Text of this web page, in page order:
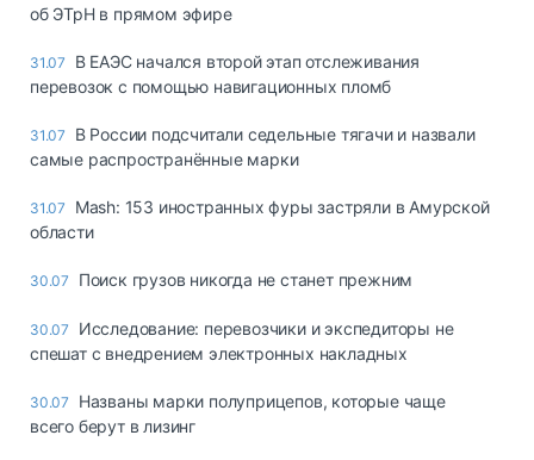
об ЭТрН в прямом эфире
31.07
В ЕАЭС начался второй этап отслеживания
перевозок с помощью навигационных пломб
31.07
В России подсчитали седельные тягачи и назвали
самые распространённые марки
31.07
Mash: 153 иностранных фуры застряли в Амурской
области
30.07 Поиск грузов никогда не станет прежним
30.07
Исследование: перевозчики и экспедиторы не
спешат с внедрением электронных накладных
30.07
Названы марки полуприцепов, которые чаще
всего берут в лизинг